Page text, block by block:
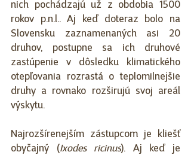
nich pochádzajú už z obdobia 1500
rokov p.n.l.. Aj keď doteraz bolo na
Slovensku zaznamenaných asi 20
druhov, postupne sa ich druhové
zastúpenie v dôsledku klimatického
otepľovania rozrastá o teplomilnejšie
druhy a rovnako rozširujú svoj areál
výskytu.
Najrozšírenejším zástupcom je kliešť
obyčajný (Ixodes ricinus). Aj keď je